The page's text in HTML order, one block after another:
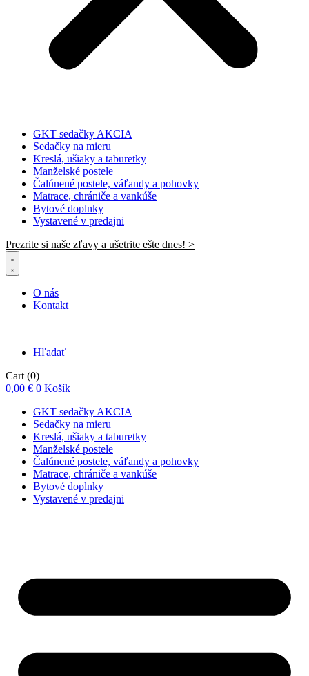
GKT sedačky AKCIA
Sedačky na mieru
Kreslá, ušiaky a taburetky
Manželské postele
Čalúnené postele, váľandy a pohovky
Matrace, chrániče a vankúše
Bytové doplnky
Vystavené v predajni
Prezrite si naše zľavy a ušetrite ešte dnes! >​
O nás
Kontakt
Hľadať
Cart (0)
0,00 € 0 Košík
GKT sedačky AKCIA
Sedačky na mieru
Kreslá, ušiaky a taburetky
Manželské postele
Čalúnené postele, váľandy a pohovky
Matrace, chrániče a vankúše
Bytové doplnky
Vystavené v predajni